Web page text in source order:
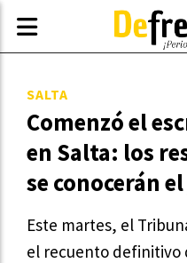
Comenzó el
en Salta: los
se conocerán
Este martes, el
el recuento definitivo
SALTA